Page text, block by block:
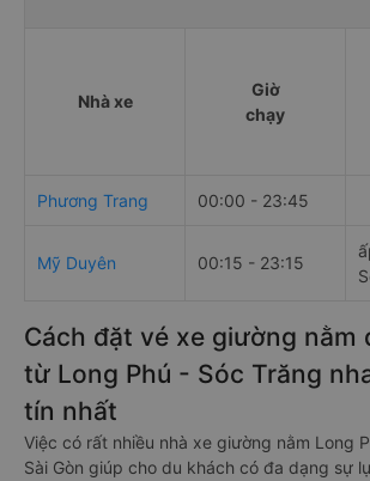
Nhà xe
Giờ
chạy
Phương Trang 00:00 - 23:45
Mỹ Duyên 00:15 - 23:15
Cách đặt vé xe giường nằm
từ Long Phú - Sóc Trăng
tín nhất
Việc có rất nhiều nhà xe giường nằm Long
Sài Gòn giúp cho du khách có đa dạng sự